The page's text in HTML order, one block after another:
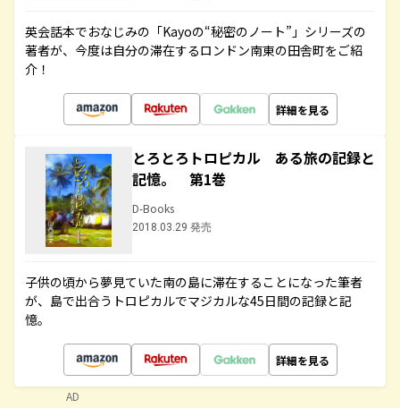
英会話本でおなじみの「Kayoの“秘密のノート”」シリーズの
著者が、今度は自分の滞在するロンドン南東の田舎町をご紹
介！
詳細を見る
とろとろトロピカル ある旅の記録と
記憶。 第1巻
D-Books
2018.03.29 発売
子供の頃から夢見ていた南の島に滞在することになった筆者
が、島で出合うトロピカルでマジカルな45日間の記録と記
憶。
詳細を見る
AD